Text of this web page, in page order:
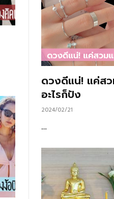
ดวงดีแน่! แค่ส
อะไรก็ปัง
2024/02/21
…